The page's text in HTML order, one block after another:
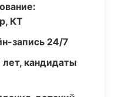
КТ
запись 24/7
кандидаты